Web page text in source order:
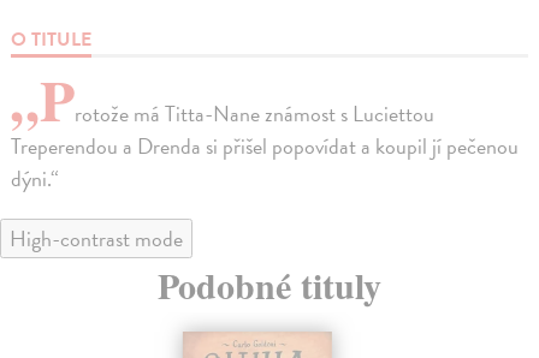
O TITULE
„Protože má Titta-Nane známost s Luciettou
Treperendou a Drenda si přišel popovídat a koupil jí pečenou
dýni.“
High-contrast mode
Podobné tituly